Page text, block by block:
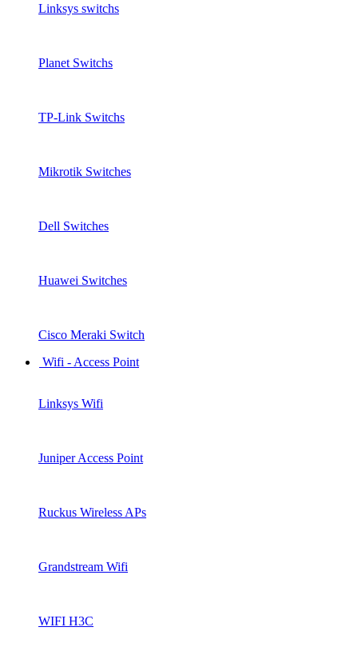
Linksys switchs
Planet Switchs
TP-Link Switchs
Mikrotik Switches
Dell Switches
Huawei Switches
Cisco Meraki Switch
Wifi - Access Point
Linksys Wifi
Juniper Access Point
Ruckus Wireless APs
Grandstream Wifi
WIFI H3C